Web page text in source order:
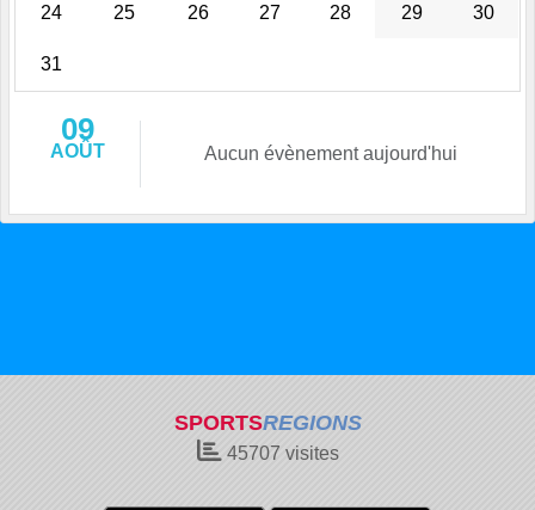
24 25 26 27 28 29 30
31
09
AOÛT Aucun évènement aujourd'hui
SPORTSREGIONS
45707 visites